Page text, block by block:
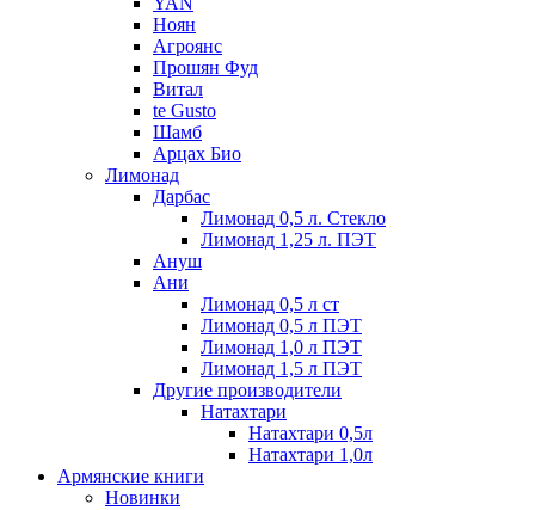
Ноян
Агроянс
Прошян Фуд
Витал
te Gusto
Шамб
Арцах Био
Лимонад
Дарбас
Лимонад 0,5 л. Стекло
Лимонад 1,25 л. ПЭТ
Ануш
Ани
Лимонад 0,5 л ст
Лимонад 0,5 л ПЭТ
Лимонад 1,0 л ПЭТ
Лимонад 1,5 л ПЭТ
Другие производители
Натахтари
Натахтари 0,5л
Натахтари 1,0л
Армянские книги
Новинки